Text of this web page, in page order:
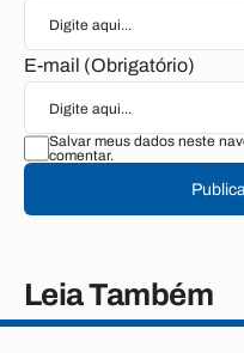
E-mail (Obrigatório)
Salvar meus dados neste
comentar.
Leia Também